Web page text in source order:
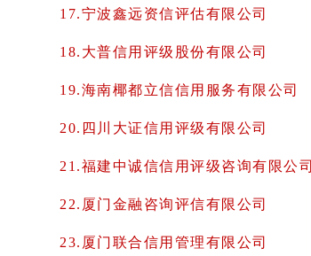
17.宁波鑫远资信评估有限公司
18.大普信用评级股份有限公司
19.海南椰都立信信用服务有限公司
20.四川大证信用评级有限公司
21.福建中诚信信用评级咨询有限公司
22.厦门金融咨询评信有限公司
23.厦门联合信用管理有限公司